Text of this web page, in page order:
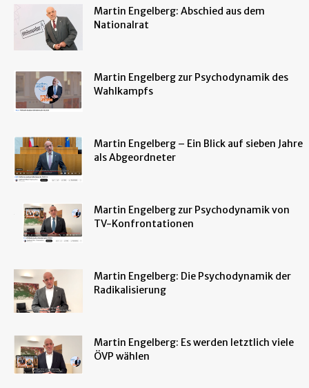
Martin Engelberg: Abschied aus dem
Nationalrat
Martin Engelberg zur Psychodynamik des
Wahlkampfs
Martin Engelberg – Ein Blick auf sieben Jahre
als Abgeordneter
Martin Engelberg zur Psychodynamik von
TV-Konfrontationen
Martin Engelberg: Die Psychodynamik der
Radikalisierung
Martin Engelberg: Es werden letztlich viele
ÖVP wählen